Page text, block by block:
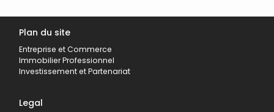
Plan du site
Entreprise et Commerce
Immobilier Professionnel
Investissement et Partenariat
Legal